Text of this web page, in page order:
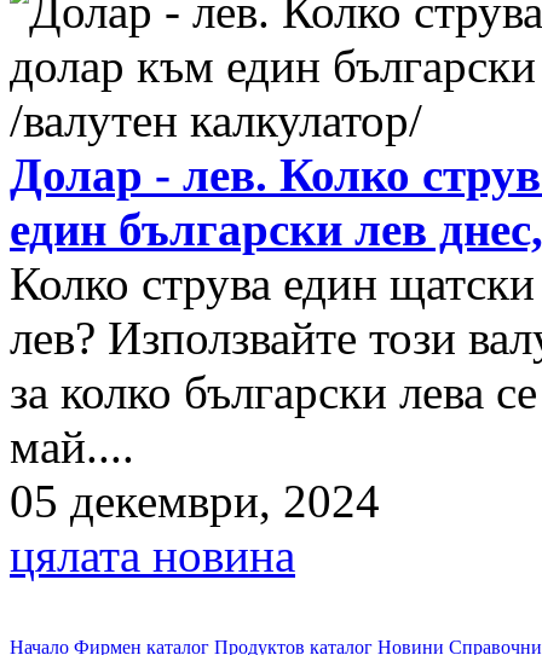
Долар - лев. Колко
един български лев
Колко струва един
лев? Използвайте този
за колко български лева
май....
05 декември, 2024
цялата новина
Начало Фирмен каталог Продуктов каталог Новини